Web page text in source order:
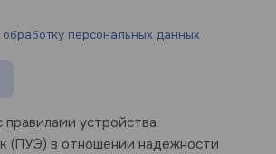
обработку персональных данных
устройства
(ПУЭ) в отношении надежности